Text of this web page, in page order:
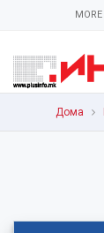
MORE
Дома